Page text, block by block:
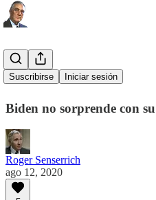
Suscribirse Iniciar sesión
Kamala Harris
Biden no sorprende con
Roger Senserrich
ago 12, 2020